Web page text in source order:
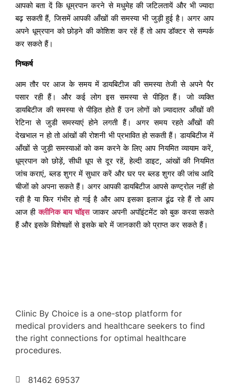
आपको बता दें कि धूम्रपान करने से मधुमेह की जटिलतायें और भी ज्यादा
बढ़ सकती हैं, जिसमें आपकी आँखों की समस्या भी जुड़ी हुई है। अगर आप
अपने धूम्रपान को छोड़ने की कोशिश कर रहें हैं तो आप डॉक्टर से सम्पर्क
कर सकते हैं।
निष्कर्ष
आम तौर पर आज के समय में डायबिटीज की समस्या तेजी से अपने पैर
पसार रही हैं। और कई लोग इस समस्या से पीड़ित हैं। जो व्यक्ति
डायबिटीज की समस्या से पीड़ित होते हैं उन लोगों को ज़्यादातर आँखों की
रेटिना से जुडी समस्याएं होने लगती हैं। अगर समय रहते आँखों की
देखभाल न हो तो आंखों की रोशनी भी प्रभावित हो सकती हैं। डायबिटीज में
आँखों से जुड़ी समस्याओं को कम करने के लिए आप नियमित व्यायाम करें,
धूम्रपान को छोड़ें, सीधी धूप से दूर रहें, हेल्दी डाइट, आंखों की नियमित
जांच कराएं, ब्लड शुगर में सुधार करें और घर पर ब्लड शुगर की जांच आदि
चीजों को अपना सकते हैं। अगर आपकी डायबिटीज आपसे कण्ट्रोल नहीं हो
रही है या फिर गंभीर हो गई है और आप इसका इलाज ढूंढ रहे हैं तो आप
आज हीक्लीनिक बाय चॉइसजाकर अपनी अपॉइंटमेंट को बुक करवा सकते
हैं और इसके विशेषज्ञों से इसके बारे में जानकारी को प्राप्त कर सकते हैं।
Clinic By Choice is a one-stop platform for
medical providers and healthcare seekers to find
the right connections for optimal healthcare
procedures.
81462 69537